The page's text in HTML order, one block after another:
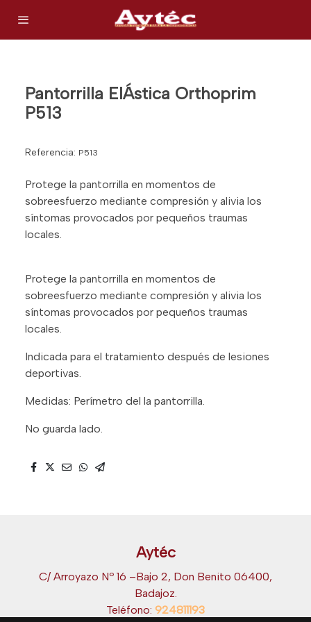
Pantorrilla ElÁstica Orthoprim
P513
Referencia: P513
Protege la pantorrilla en momentos de
sobreesfuerzo mediante compresión y alivia los
síntomas provocados por pequeños traumas
locales.
Protege la pantorrilla en momentos de
sobreesfuerzo mediante compresión y alivia los
síntomas provocados por pequeños traumas
locales.
Indicada para el tratamiento después de lesiones
deportivas.
Medidas: Perímetro del la pantorrilla.
No guarda lado.
Aytéc
C/ Arroyazo Nº 16 –Bajo 2, Don Benito 06400,
Badajoz.
Teléfono: 924811193